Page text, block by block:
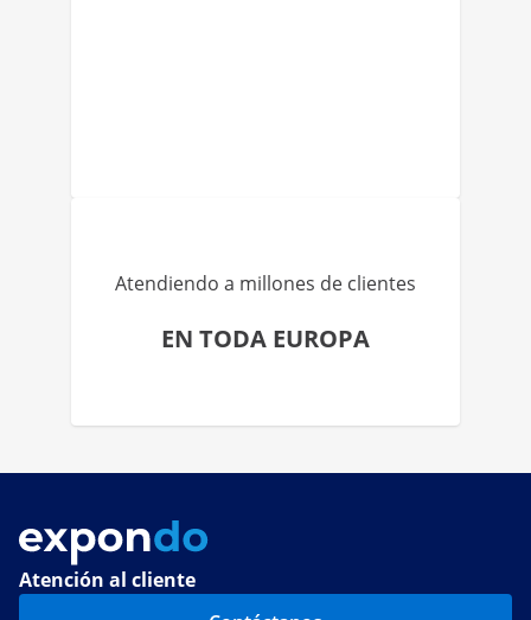
Atendiendo a millones de clientes
EN TODA EUROPA
Atención al cliente